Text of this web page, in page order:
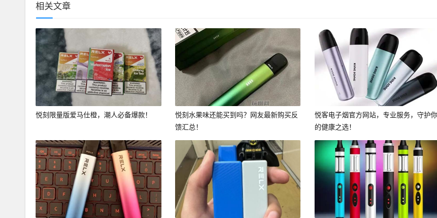
相关文章
悦刻限量版爱马仕橙，潮人必备爆款！
悦刻水果味还能买到吗？网友最新购买反
馈汇总！
悦客电子烟官方网站，专业服务，守护你
的健康之选！